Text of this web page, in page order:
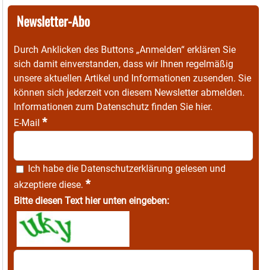
Newsletter-Abo
Durch Anklicken des Buttons „Anmelden“ erklären Sie
sich damit einverstanden, dass wir Ihnen regelmäßig
unsere aktuellen Artikel und Informationen zusenden. Sie
können sich jederzeit von diesem Newsletter abmelden.
Informationen zum Datenschutz finden Sie hier.
E-Mail *
Ich habe die Datenschutzerklärung gelesen und
akzeptiere diese. *
Bitte diesen Text hier unten eingeben: